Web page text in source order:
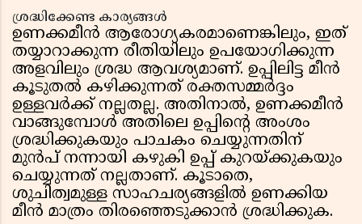
ശ്രദ്ധിക്കേണ്ട കാര്യങ്ങൾ
ഉണക്കമീൻ ആരോഗ്യകരമാണെങ്കിലും, ഇത്
തയ്യാറാക്കുന്ന രീതിയിലും ഉപയോഗിക്കുന്ന
അളവിലും ശ്രദ്ധ ആവശ്യമാണ്. ഉപ്പിലിട്ട മീൻ
കൂടുതൽ കഴിക്കുന്നത് രക്തസമ്മർദ്ദം
ഉള്ളവർക്ക് നല്ലതല്ല. അതിനാൽ, ഉണക്കമീൻ
വാങ്ങുമ്പോൾ അതിലെ ഉപ്പിന്റെ അംശം
ശ്രദ്ധിക്കുകയും പാചകം ചെയ്യുന്നതിന്
മുൻപ് നന്നായി കഴുകി ഉപ്പ് കുറയ്ക്കുകയും
ചെയ്യുന്നത് നല്ലതാണ്. കൂടാതെ,
ശുചിത്വമുള്ള സാഹചര്യങ്ങളിൽ ഉണക്കിയ
മീൻ മാത്രം തിരഞ്ഞെടുക്കാൻ ശ്രദ്ധിക്കുക.